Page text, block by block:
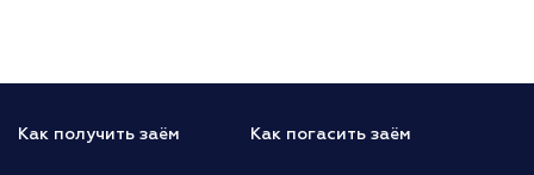
Как получить заём Как погасить заём